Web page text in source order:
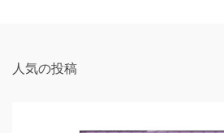
人気の投稿